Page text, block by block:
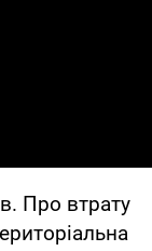
Про втрату